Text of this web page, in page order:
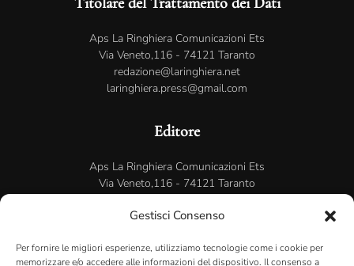
Gestisci Consenso
Per fornire le migliori esperienze, utilizziamo tecnologie come i cookie per
memorizzare e/o accedere alle informazioni del dispositivo. Il consenso a
Aps La Ringhiera Comunicazioni Ets
Via Veneto,116 - 74121 Taranto
redazione@laringhiera.net
laringhiera.press@gmail.com
Editore
Aps La Ringhiera Comunicazioni Ets
Via Veneto,116 - 74121 Taranto